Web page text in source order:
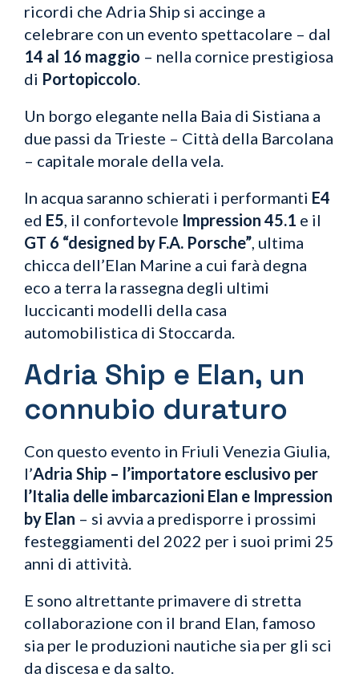
ricordi che Adria Ship si accinge a
celebrare con un evento spettacolare – dal
14 al 16 maggio – nella cornice prestigiosa
di Portopiccolo.
Un borgo elegante nella Baia di Sistiana a
due passi da Trieste – Città della Barcolana
– capitale morale della vela.
In acqua saranno schierati i performanti E4
ed E5, il confortevole Impression 45.1 e il
GT 6 “designed by F.A. Porsche”, ultima
chicca dell’Elan Marine a cui farà degna
eco a terra la rassegna degli ultimi
luccicanti modelli della casa
automobilistica di Stoccarda.
Adria Ship e Elan, un
connubio duraturo
Con questo evento in Friuli Venezia Giulia,
l’Adria Ship – l’importatore esclusivo per
l’Italia delle imbarcazioni Elan e Impression
by Elan – si avvia a predisporre i prossimi
festeggiamenti del 2022 per i suoi primi 25
anni di attività.
E sono altrettante primavere di stretta
collaborazione con il brand Elan, famoso
sia per le produzioni nautiche sia per gli sci
da discesa e da salto.